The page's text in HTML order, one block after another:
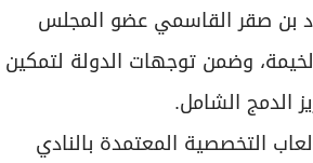
بن صقر القاسمي عضو المجلس
وضمن توجهات الدولة لتمكين
الدمج الشامل.
التخصصية المعتمدة بالنادي